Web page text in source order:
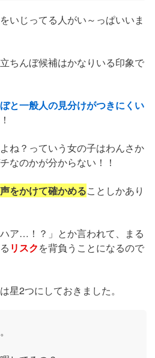
いじってる人がい～っぱいいま
ちんぼ候補はかなりいる印象で
と一般人の見分けがつきにくい
ね？っていう女の子はわんさか
なのかが分からない！！
声をかけて確かめることしかあり
ア…！？」とか言われて、まる
リスクを背負うことになるので
星2つにしておきました。